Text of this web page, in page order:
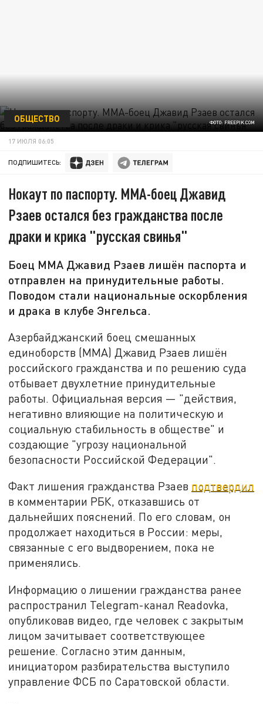
ФОТО: FREEPIK.COM
ОБЩЕСТВО
17 ИЮЛЯ 06:05
ПОДПИШИТЕСЬ:
Нокаут по паспорту. ММА-боец Джавид
Рзаев остался без гражданства после
драки и крика "русская свинья"
Боец ММА Джавид Рзаев лишён паспорта и
отправлен на принудительные работы.
Поводом стали национальные оскорбления
и драка в клубе Энгельса.
Азербайджанский боец смешанных
единоборств (ММА) Джавид Рзаев лишён
российского гражданства и по решению суда
отбывает двухлетние принудительные
работы. Официальная версия — "действия,
негативно влияющие на политическую и
социальную стабильность в обществе" и
создающие "угрозу национальной
безопасности Российской Федерации".
Факт лишения гражданства Рзаев подтвердил
в комментарии РБК, отказавшись от
дальнейших пояснений. По его словам, он
продолжает находиться в России: меры,
связанные с его выдворением, пока не
применялись.
Информацию о лишении гражданства ранее
распространил Telegram-канал Readovka,
опубликовав видео, где человек с закрытым
лицом зачитывает соответствующее
решение. Согласно этим данным,
инициатором разбирательства выступило
управление ФСБ по Саратовской области.